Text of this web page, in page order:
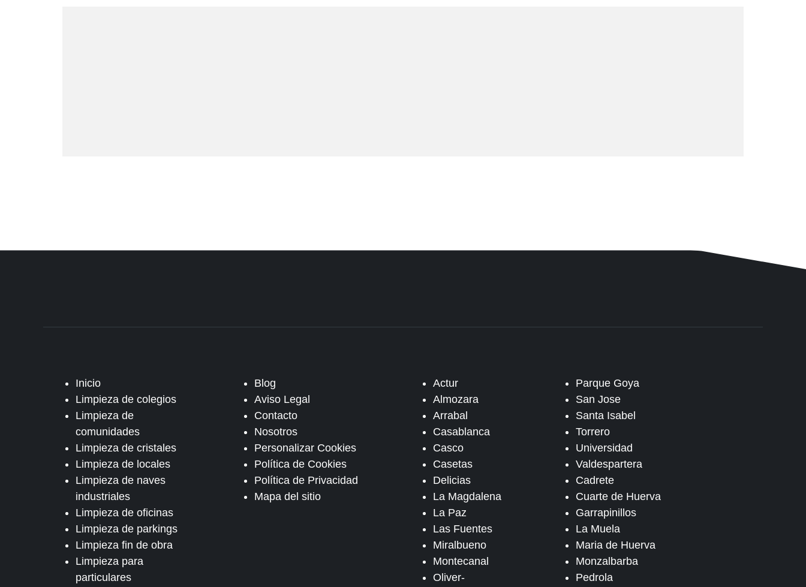
Inicio
Limpieza de colegios
Limpieza de
comunidades
Limpieza de cristales
Limpieza de locales
Limpieza de naves
industriales
Limpieza de oficinas
Limpieza de parkings
Limpieza fin de obra
Limpieza para
particulares
Blog
Aviso Legal
Contacto
Nosotros
Personalizar Cookies
Política de Cookies
Política de Privacidad
Mapa del sitio
Actur
Almozara
Arrabal
Casablanca
Casco
Casetas
Delicias
La Magdalena
La Paz
Las Fuentes
Miralbueno
Montecanal
Oliver-
Parque Goya
San Jose
Santa Isabel
Torrero
Universidad
Valdespartera
Cadrete
Cuarte de Huerva
Garrapinillos
La Muela
Maria de Huerva
Monzalbarba
Pedrola